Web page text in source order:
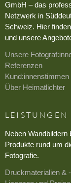
GmbH – das
Netzwerk in
Schweiz. Hier
und unsere
Unsere
Referenzen
Kund:innenstimmen
Über Heimatlichter
LEISTUNGEN
Neben Wandbildern
Produkte rund um
Fotografie.
Druckmaterialien &